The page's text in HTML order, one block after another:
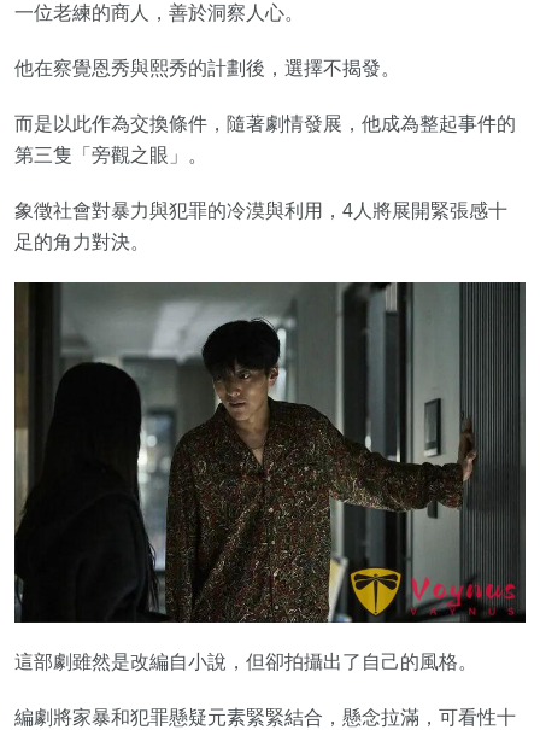
一位老練的商人，善於洞察人心。
他在察覺恩秀與熙秀的計劃後，選擇不揭發。
而是以此作為交換條件，隨著劇情發展，他成為整起事件的
第三隻「旁觀之眼」。
象徵社會對暴力與犯罪的冷漠與利用，4人將展開緊張感十
足的角力對決。
這部劇雖然是改編自小說，但卻拍攝出了自己的風格。
編劇將家暴和犯罪懸疑元素緊緊結合，懸念拉滿，可看性十